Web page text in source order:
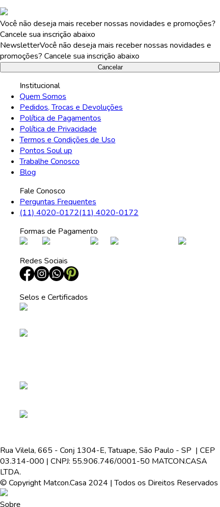
Você não deseja mais receber nossas novidades e promoções?
Cancele sua inscrição abaixo
NewsletterVocê não deseja mais receber nossas novidades e
promoções? Cancele sua inscrição abaixo
Cancelar
Institucional
Quem Somos
Pedidos, Trocas e Devoluções
Política de Pagamentos
Política de Privacidade
Termos e Condições de Uso
Pontos Soul up
Trabalhe Conosco
Blog
Fale Conosco
Perguntas Frequentes
(11) 4020-0172(11) 4020-0172
Formas de Pagamento
Redes Sociais
Selos e Certificados
Rua Vilela, 665 - Conj 1304-E, Tatuape, São Paulo - SP | CEP
03.314-000 | CNPJ: 55.906.746/0001-50 MATCON.CASA
LTDA.
© Copyright Matcon.Casa 2024 | Todos os Direitos Reservados
Sobre